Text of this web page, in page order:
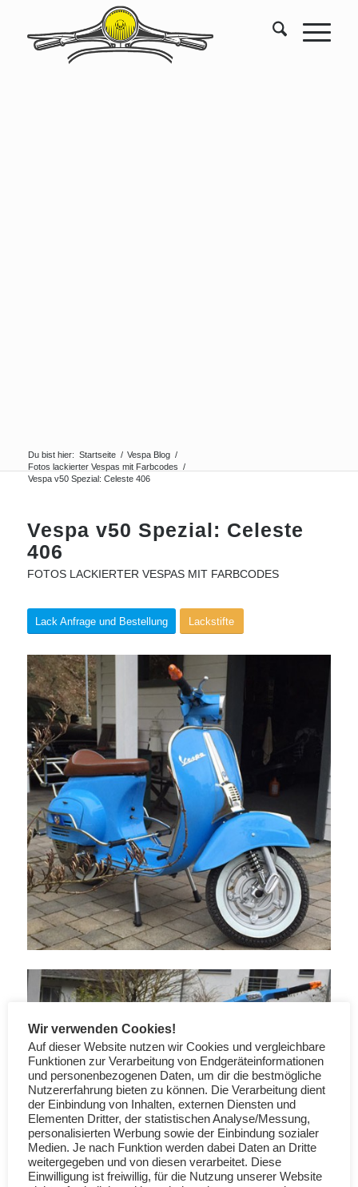
Du bist hier: Startseite / Vespa Blog /
Fotos lackierter Vespas mit Farbcodes /
Vespa v50 Spezial: Celeste 406
Vespa v50 Spezial: Celeste
406
FOTOS LACKIERTER VESPAS MIT FARBCODES
Lack Anfrage und Bestellung Lackstifte
Wir verwenden Cookies!
Auf dieser Website nutzen wir Cookies und vergleichbare
Funktionen zur Verarbeitung von Endgeräteinformationen
und personenbezogenen Daten, um dir die bestmögliche
Nutzererfahrung bieten zu können. Die Verarbeitung dient
der Einbindung von Inhalten, externen Diensten und
Elementen Dritter, der statistischen Analyse/Messung,
personalisierten Werbung sowie der Einbindung sozialer
Medien. Je nach Funktion werden dabei Daten an Dritte
weitergegeben und von diesen verarbeitet. Diese
Einwilligung ist freiwillig, für die Nutzung unserer Website